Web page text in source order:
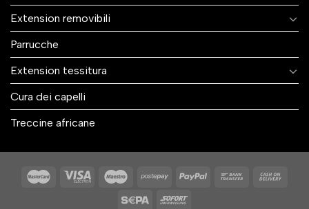
Extension removibili
Parrucche
Extension tessitura
Cura dei capelli
Treccine africane